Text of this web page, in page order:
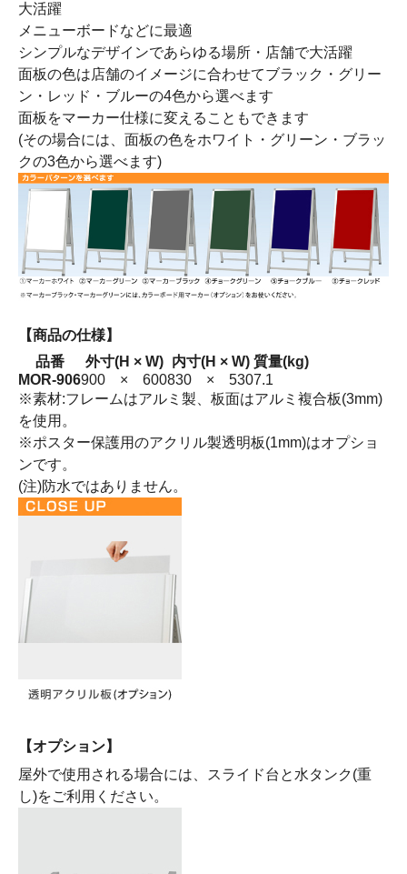
大活躍
メニューボードなどに最適
シンプルなデザインであらゆる場所・店舗で大活躍
面板の色は店舗のイメージに合わせてブラック・グリー
ン・レッド・ブルーの4色から選べます
面板をマーカー仕様に変えることもできます
(その場合には、面板の色をホワイト・グリーン・ブラッ
クの3色から選べます)
【商品の仕様】
品番
外寸(H × W) 内寸(H × W) 質量(kg)
MOR-906900 × 600830 × 5307.1
※素材:フレームはアルミ製、板面はアルミ複合板(3mm)
を使用。
※ポスター保護用のアクリル製透明板(1mm)はオプショ
ンです。
(注)防水ではありません。
【オプション】
屋外で使用される場合には、スライド台と水タンク(重
し)をご利用ください。